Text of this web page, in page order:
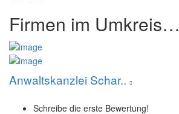
Firmen im Umkreis…
Anwaltskanzlei Schar..
Schreibe die erste Bewertung!